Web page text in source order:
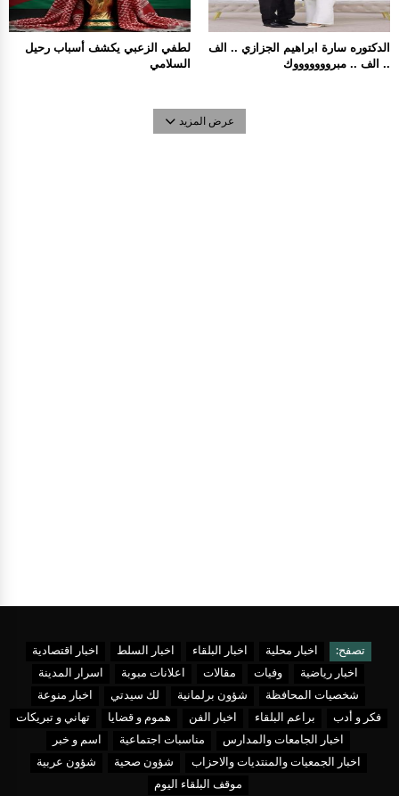
لطفي الزعبي يكشف أسباب رحيل
السلامي
الدكتوره سارة ابراهيم الجزازي .. الف
.. الف .. مبروووووووك
عرض المزيد
تصفح: اخبار محلية اخبار البلقاء اخبار السلط
اخبار اقتصادية
اخبار رياضية
وفيات مقالات اعلانات مبوبة
اسرار المدينة
شخصيات المحافظة
شؤون برلمانية لك سيدتي
اخبار منوعة
فكر و أدب
براعم البلقاء اخبار الفن هموم و قضايا
تهاني و تبريكات
اخبار الجامعات والمدارس
مناسبات اجتماعية
اسم و خبر
اخبار الجمعيات والمنتديات والاحزاب
شؤون صحية
شؤون عربية
موقف البلقاء اليوم